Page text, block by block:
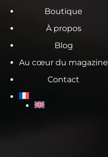
Boutique
À propos
Blog
Au cœur du magazine
Contact